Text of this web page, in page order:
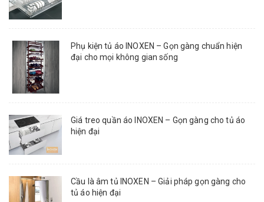
Phụ kiện tủ áo INOXEN – Gọn gàng chuẩn hiện
đại cho mọi không gian sống
Giá treo quần áo INOXEN – Gọn gàng cho tủ áo
hiện đại
Cầu là âm tủ INOXEN – Giải pháp gọn gàng cho
tủ áo hiện đại